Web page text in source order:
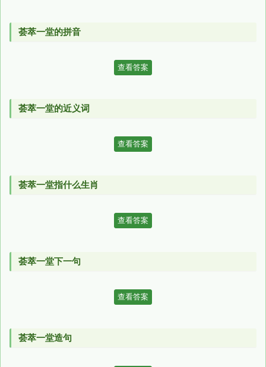
荟萃一堂的拼音
查看答案
荟萃一堂的近义词
查看答案
荟萃一堂指什么生肖
查看答案
荟萃一堂下一句
查看答案
荟萃一堂造句